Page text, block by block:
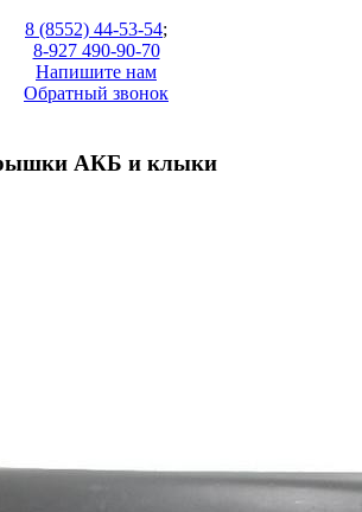
8 (8552) 44-53-54;
8-927 490-90-70
Напишите нам
Обратный звонок
АКБ и клыки